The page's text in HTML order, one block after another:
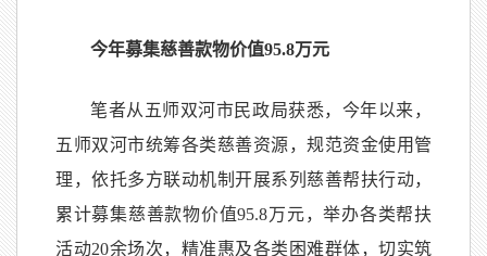
今年募集慈善款物价值95.8万元
笔者从五师双河市民政局获悉，今年以来，
五师双河市统筹各类慈善资源，规范资金使用管
理，依托多方联动机制开展系列慈善帮扶行动，
累计募集慈善款物价值95.8万元，举办各类帮扶
活动20余场次，精准惠及各类困难群体，切实筑